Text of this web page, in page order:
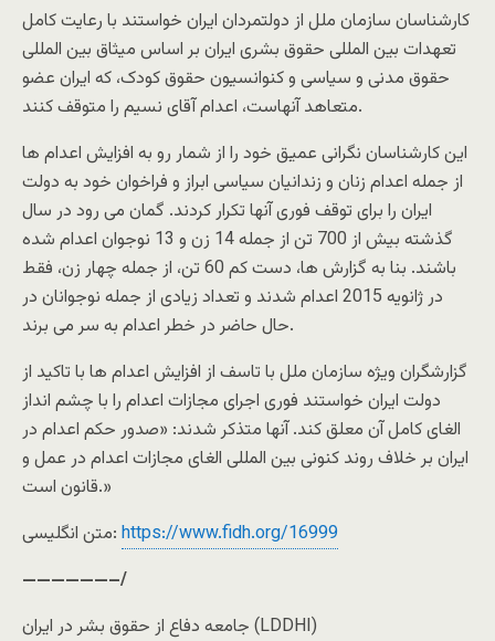
کارشناسان سازمان ملل از دولتمردان ایران خواستند با رعایت کامل
تعهدات بین المللی حقوق بشری ایران بر اساس میثاق بین المللی
حقوق مدنی و سیاسی و کنوانسیون حقوق کودک، که ایران عضو
متعاهد آنهاست، اعدام آقای نسیم را متوقف کنند.
این کارشناسان نگرانی عمیق خود را از شمار رو به افزایش اعدام ها
از جمله اعدام زنان و زندانیان سیاسی ابراز و فراخوان خود به دولت
ایران را برای توقف فوری آنها تکرار کردند. گمان می رود در سال
گذشته بیش از 700 تن از جمله 14 زن و 13 نوجوان اعدام شده
باشند. بنا به گزارش ها، دست کم 60 تن، از جمله چهار زن، فقط
در ژانویه 2015 اعدام شدند و تعداد زیادی از جمله نوجوانان در
حال حاضر در خطر اعدام به سر می برند.
گزارشگران ویژه سازمان ملل با تاسف از افزایش اعدام ها با تاکید از
دولت ایران خواستند فوری اجرای مجازات اعدام را با چشم انداز
الغای کامل آن معلق کند. آنها متذکر شدند: «صدور حکم اعدام در
ایران بر خلاف روند کنونی بین المللی الغای مجازات اعدام در عمل و
قانون است.»
متن انگلیسی: https://www.fidh.org/16999
——————–/
جامعه دفاع از حقوق بشر در ایران (LDDHI)